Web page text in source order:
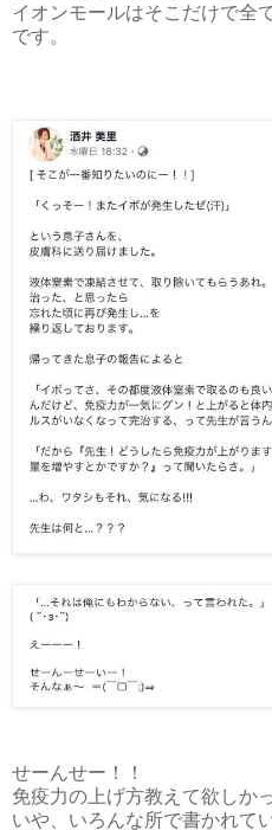
イオンモールはそこだけで全
です。
せーんせー！！
免疫力の上げ方教えて欲しか
いや、いろんな所で書かれて